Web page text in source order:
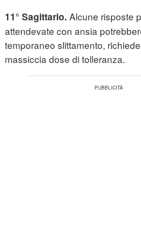
11° Sagittario. Alcune risposte
attendevate con ansia
temporaneo slittamento,
massiccia dose di tolleranza.